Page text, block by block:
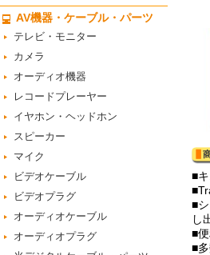
AV機器・ケーブル・パーツ
テレビ・モニター
カメラ
オーディオ機器
レコードプレーヤー
イヤホン・ヘッドホン
スピーカー
マイク
ビデオケーブル
ビデオプラグ
オーディオケーブル
オーディオプラグ
■
■
し
■
■